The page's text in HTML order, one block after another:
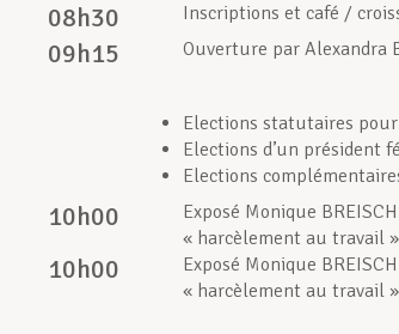
08h30 Inscriptions et café /
09h15 Ouverture par Alexandra
Elections statutaires
Elections d’un président
Elections
10h00
Exposé Monique
« harcèlement au travail »
10h00
Exposé Monique
« harcèlement au travail »